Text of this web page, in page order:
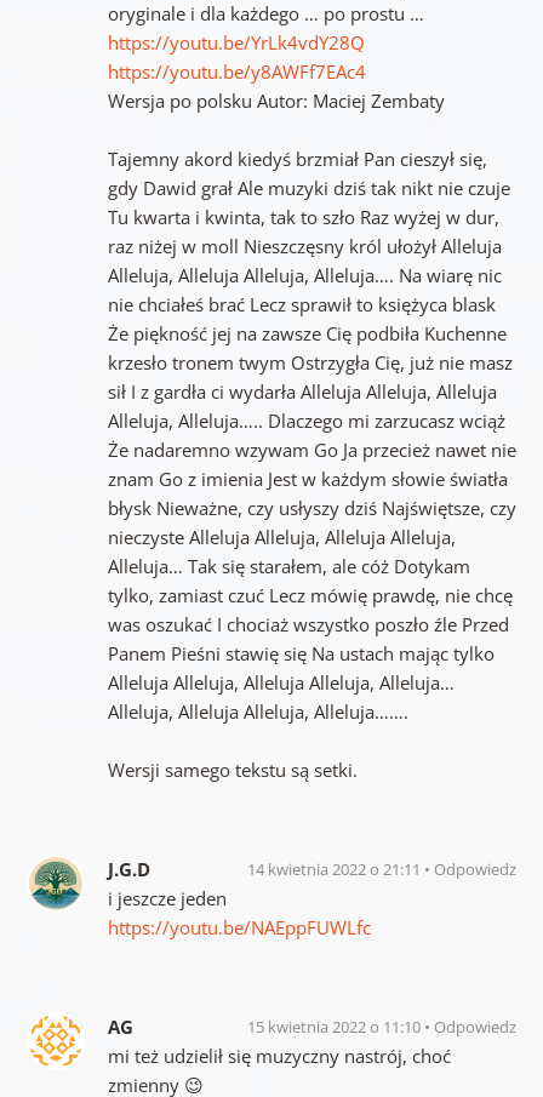
oryginale i dla każdego … po prostu …
https://youtu.be/YrLk4vdY28Q
https://youtu.be/y8AWFf7EAc4
Wersja po polsku Autor: Maciej Zembaty
Tajemny akord kiedyś brzmiał Pan cieszył się,
gdy Dawid grał Ale muzyki dziś tak nikt nie czuje
Tu kwarta i kwinta, tak to szło Raz wyżej w dur,
raz niżej w moll Nieszczęsny król ułożył Alleluja
Alleluja, Alleluja Alleluja, Alleluja…. Na wiarę nic
nie chciałeś brać Lecz sprawił to księżyca blask
Że piękność jej na zawsze Cię podbiła Kuchenne
krzesło tronem twym Ostrzygła Cię, już nie masz
sił I z gardła ci wydarła Alleluja Alleluja, Alleluja
Alleluja, Alleluja….. Dlaczego mi zarzucasz wciąż
Że nadaremno wzywam Go Ja przecież nawet nie
znam Go z imienia Jest w każdym słowie światła
błysk Nieważne, czy usłyszy dziś Najświętsze, czy
nieczyste Alleluja Alleluja, Alleluja Alleluja,
Alleluja… Tak się starałem, ale cóż Dotykam
tylko, zamiast czuć Lecz mówię prawdę, nie chcę
was oszukać I chociaż wszystko poszło źle Przed
Panem Pieśni stawię się Na ustach mając tylko
Alleluja Alleluja, Alleluja Alleluja, Alleluja…
Alleluja, Alleluja Alleluja, Alleluja…….
Wersji samego tekstu są setki.
J.G.D 14 kwietnia 2022 o 21:11 Odpowiedz
i jeszcze jeden
https://youtu.be/NAEppFUWLfc
AG 15 kwietnia 2022 o 11:10 Odpowiedz
mi też udzielił się muzyczny nastrój, choć
zmienny 😉